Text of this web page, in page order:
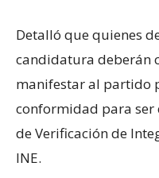
Detalló que quienes
candidatura deberán
manifestar al partido
conformidad para ser
de Verificación de
INE.